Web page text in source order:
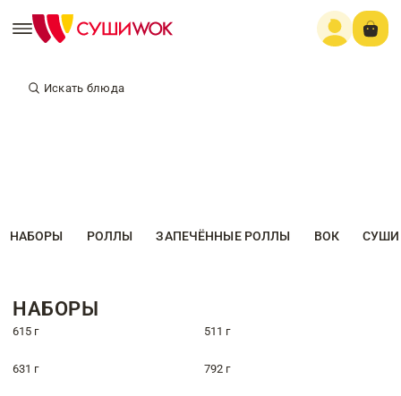
Искать блюда
НАБОРЫ РОЛЛЫ ЗАПЕЧЁННЫЕ РОЛЛЫ ВОК СУШИ
НАБОРЫ
615 г 511 г
631 г 792 г